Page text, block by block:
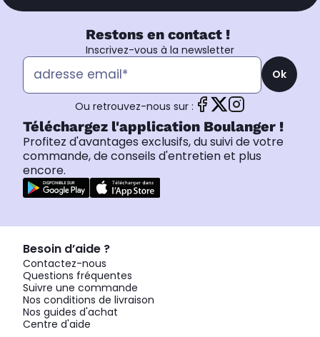
Restons en contact !
Inscrivez-vous à la newsletter
Ok
Ou retrouvez-nous sur :
Téléchargez l'application Boulanger !
Profitez d'avantages exclusifs, du suivi de votre
commande, de conseils d'entretien et plus
encore.
Besoin d’aide ?
Contactez-nous
Questions fréquentes
Suivre une commande
Nos conditions de livraison
Nos guides d'achat
Centre d'aide